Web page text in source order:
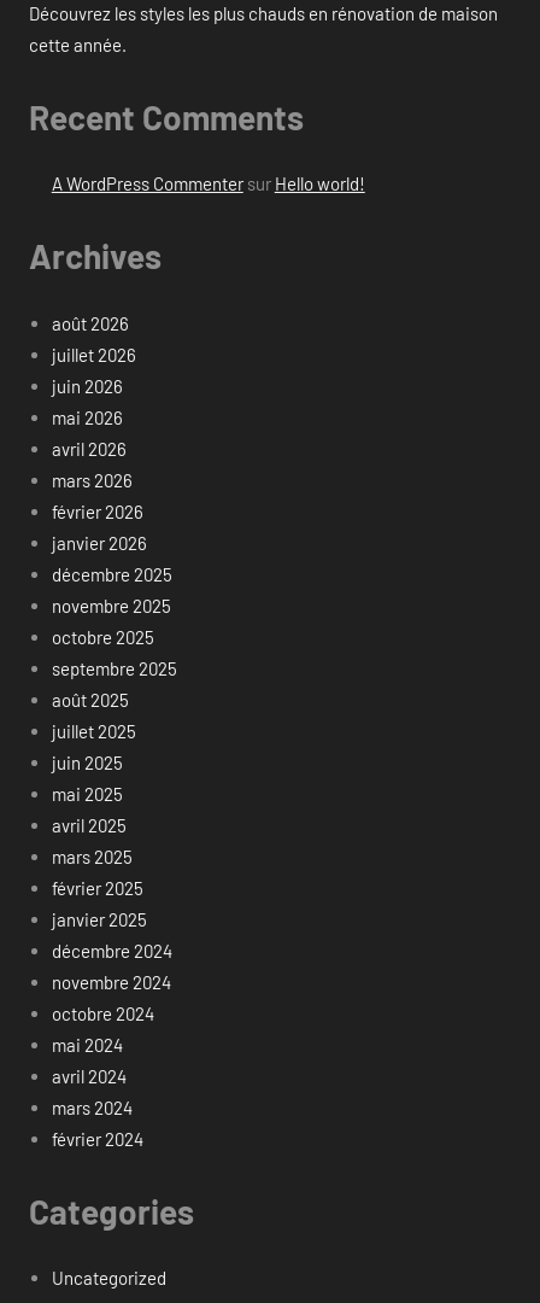
Découvrez les styles les plus chauds en rénovation de maison
cette année.
Recent Comments
A WordPress Commentersur Hello world!
Archives
août 2026
juillet 2026
juin 2026
mai 2026
avril 2026
mars 2026
février 2026
janvier 2026
décembre 2025
novembre 2025
octobre 2025
septembre 2025
août 2025
juillet 2025
juin 2025
mai 2025
avril 2025
mars 2025
février 2025
janvier 2025
décembre 2024
novembre 2024
octobre 2024
mai 2024
avril 2024
mars 2024
février 2024
Categories
Uncategorized